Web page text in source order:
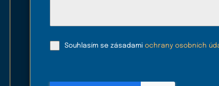
Souhlasím se zásadami ochrany osobních